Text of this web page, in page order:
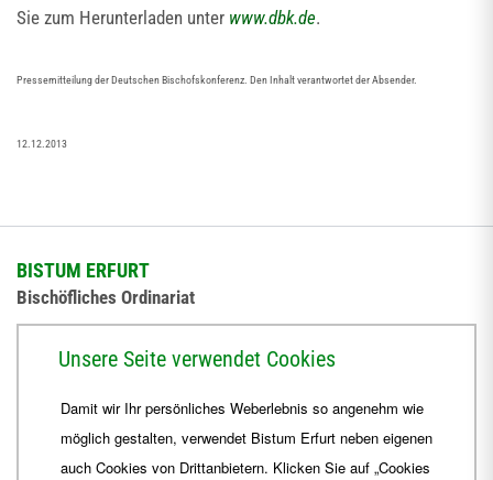
Sie zum Herunterladen unter www.dbk.de.
Pressemitteilung der Deutschen Bischofskonferenz. Den Inhalt verantwortet der Absender.
12.12.2013
BISTUM ERFURT
Bischöfliches Ordinariat
+49 361 6572-444
ordinariat Bistum-Erfurt.de
Unsere Seite verwendet Cookies
Damit wir Ihr persönliches Weberlebnis so angenehm wie
möglich gestalten, verwendet Bistum Erfurt neben eigenen
auch Cookies von Drittanbietern. Klicken Sie auf „Cookies